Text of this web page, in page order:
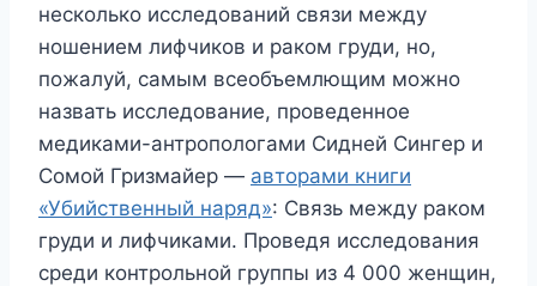
несколько исследований связи между
ношением лифчиков и раком груди, но,
пожалуй, самым всеобъемлющим можно
назвать исследование, проведенное
медиками-антропологами Сидней Сингер и
Сомой Гризмайер — авторами книги
«Убийственный наряд»: Связь между раком
груди и лифчиками. Проведя исследования
среди контрольной группы из 4 000 женщин,